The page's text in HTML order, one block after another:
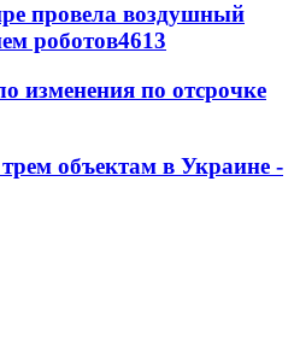
провела воздушный
роботов4613
изменения по отсрочке
объектам в Украине -